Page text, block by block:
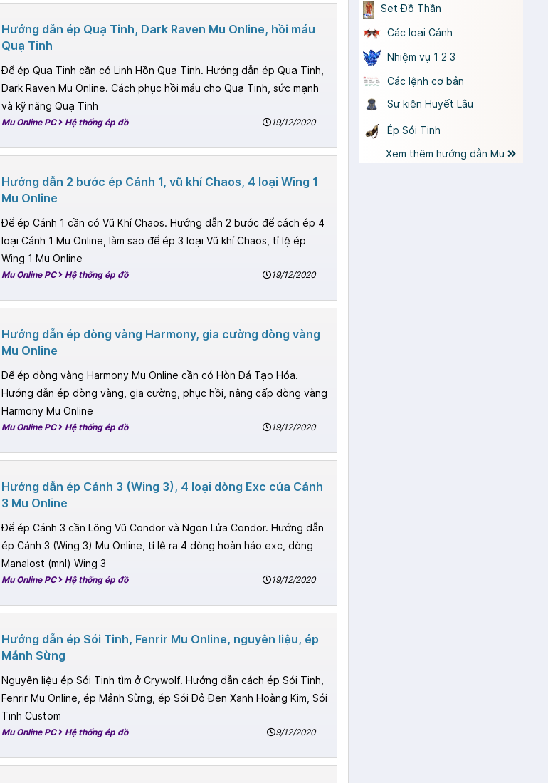
Hướng dẫn ép Quạ Tinh, Dark Raven Mu Online, hồi máu
Quạ Tinh
Để ép Quạ Tinh cần có Linh Hồn Quạ Tinh. Hướng dẫn ép Quạ Tinh,
Dark Raven Mu Online. Cách phục hồi máu cho Quạ Tinh, sức mạnh
và kỹ năng Quạ Tinh
Mu Online PC Hệ thống ép đồ 19/12/2020
Hướng dẫn 2 bước ép Cánh 1, vũ khí Chaos, 4 loại Wing 1
Mu Online
Để ép Cánh 1 cần có Vũ Khí Chaos. Hướng dẫn 2 bước để cách ép 4
loại Cánh 1 Mu Online, làm sao để ép 3 loại Vũ khí Chaos, tỉ lệ ép
Wing 1 Mu Online
Mu Online PC Hệ thống ép đồ 19/12/2020
Hướng dẫn ép dòng vàng Harmony, gia cường dòng vàng
Mu Online
Để ép dòng vàng Harmony Mu Online cần có Hòn Đá Tạo Hóa.
Hướng dẫn ép dòng vàng, gia cường, phục hồi, nâng cấp dòng vàng
Harmony Mu Online
Mu Online PC Hệ thống ép đồ 19/12/2020
Hướng dẫn ép Cánh 3 (Wing 3), 4 loại dòng Exc của Cánh
3 Mu Online
Để ép Cánh 3 cần Lông Vũ Condor và Ngọn Lửa Condor. Hướng dẫn
ép Cánh 3 (Wing 3) Mu Online, tỉ lệ ra 4 dòng hoàn hảo exc, dòng
Manalost (mnl) Wing 3
Mu Online PC Hệ thống ép đồ 19/12/2020
Hướng dẫn ép Sói Tinh, Fenrir Mu Online, nguyên liệu, ép
Mảnh Sừng
Nguyên liệu ép Sói Tinh tìm ở Crywolf. Hướng dẫn cách ép Sói Tinh,
Fenrir Mu Online, ép Mảnh Sừng, ép Sói Đỏ Đen Xanh Hoàng Kim, Sói
Tinh Custom
Mu Online PC Hệ thống ép đồ 9/12/2020
Set Đồ Thần
Các loại Cánh
Nhiệm vụ 1 2 3
Các lệnh cơ bản
Sự kiện Huyết Lâu
Ép Sói Tinh
Xem thêm hướng dẫn Mu